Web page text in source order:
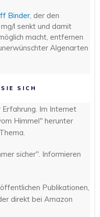
Binder, der den
l senkt und damit
macht, entfernen
Algenarten
SICH
Im Internet
Himmel" herunter
sicher". Informieren
Publikationen,
direkt bei Amazon